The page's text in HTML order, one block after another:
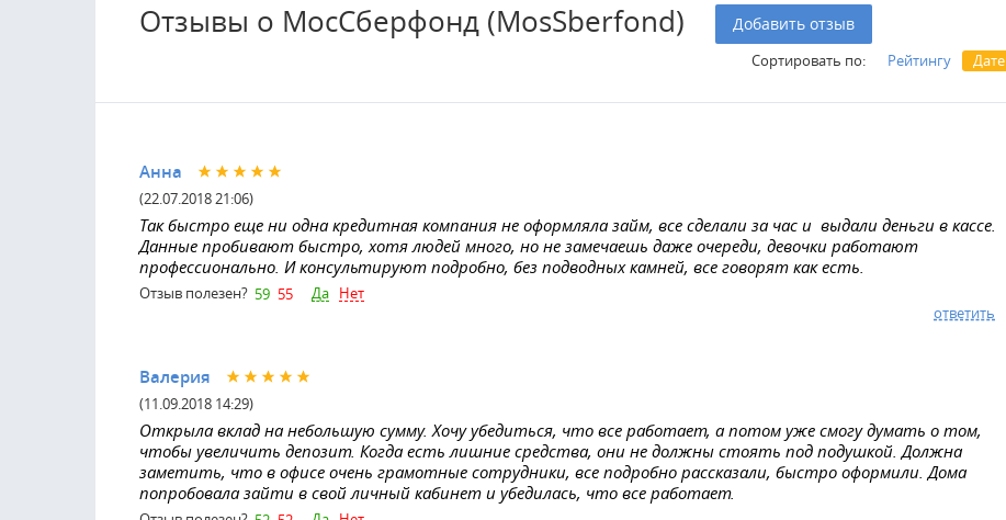
Отзывы о МосСберфонд (MosSberfond) Добавить отзыв
Сортировать по: Рейтингу Дате
Анна
(22.07.2018 21:06)
Так быстро еще ни одна кредитная компания не оформляла займ, все сделали за час и выдали деньги в кассе.
Данные пробивают быстро, хотя людей много, но не замечаешь даже очереди, девочки работают
профессионально. И консультируют подробно, без подводных камней, все говорят как есть.
Отзыв полезен? 59 55 Да Нет
ответить
Валерия
(11.09.2018 14:29)
Открыла вклад на небольшую сумму. Хочу убедиться, что все работает, а потом уже смогу думать о том,
чтобы увеличить депозит. Когда есть лишние средства, они не должны стоять под подушкой. Должна
заметить, что в офисе очень грамотные сотрудники, все подробно рассказали, быстро оформили. Дома
попробовала зайти в свой личный кабинет и убедилась, что все работает.